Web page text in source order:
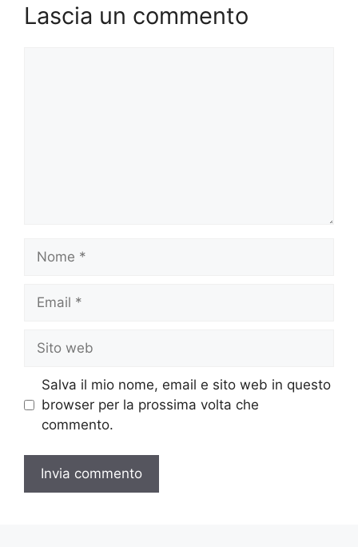
Lascia un commento
web
Salva il mio nome, email e sito web in questo
browser per la prossima volta che
commento.